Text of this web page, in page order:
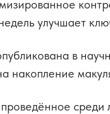
улучшает
в
накопление